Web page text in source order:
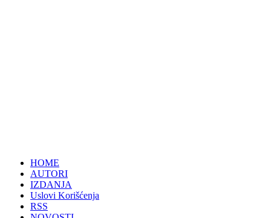
HOME
AUTORI
IZDANJA
Uslovi Korišćenja
RSS